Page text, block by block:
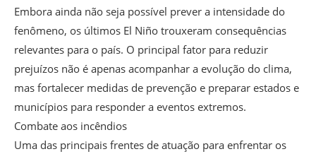
Embora ainda não seja possível prever a intensidade do
fenômeno, os últimos El Niño trouxeram consequências
relevantes para o país. O principal fator para reduzir
prejuízos não é apenas acompanhar a evolução do clima,
mas fortalecer medidas de prevenção e preparar estados e
municípios para responder a eventos extremos.
Combate aos incêndios
Uma das principais frentes de atuação para enfrentar os